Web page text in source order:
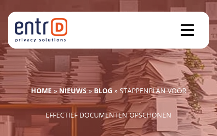
HOME»NIEUWS»BLOG » STAPPENPLAN VOOR
EFFECTIEF DOCUMENTEN OPSCHONEN